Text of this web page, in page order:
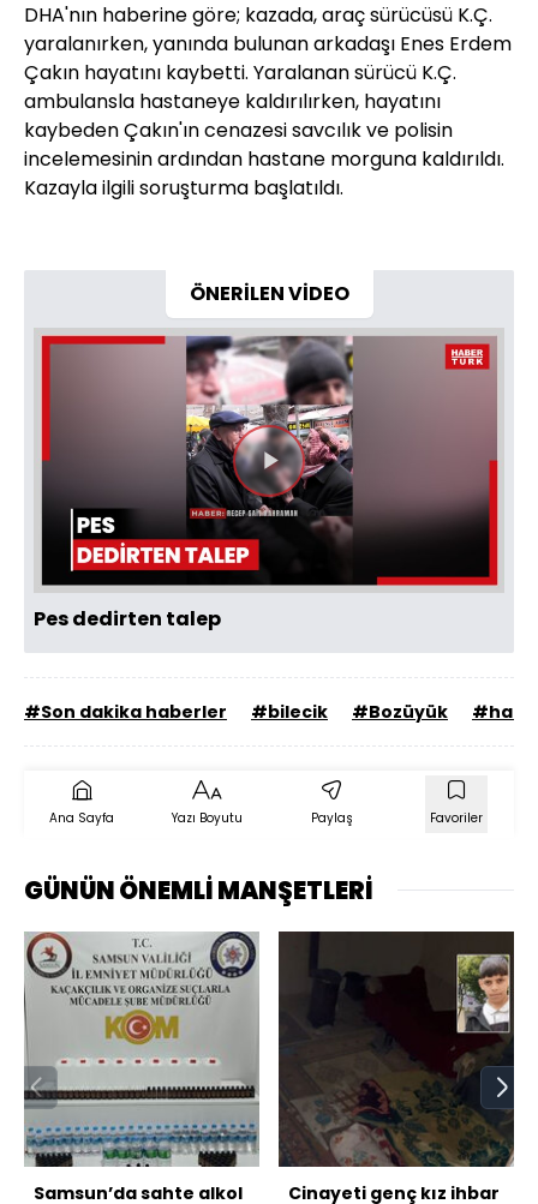
DHA'nın haberine göre; kazada, araç sürücüsü K.Ç.
yaralanırken, yanında bulunan arkadaşı Enes Erdem
Çakın hayatını kaybetti. Yaralanan sürücü K.Ç.
ambulansla hastaneye kaldırılırken, hayatını
kaybeden Çakın'ın cenazesi savcılık ve polisin
incelemesinin ardından hastane morguna kaldırıldı.
Kazayla ilgili soruşturma başlatıldı.
ÖNERİLEN VİDEO
Videoyu
Oynat
Pes dedirten talep
#Son dakika haberler #bilecik #Bozüyük
Ana Sayfa Yazı Boyutu Paylaş Favoriler
GÜNÜN ÖNEMLİ MANŞETLERİ
Samsun’da sahte alkol Cinayeti genç kız ihbar